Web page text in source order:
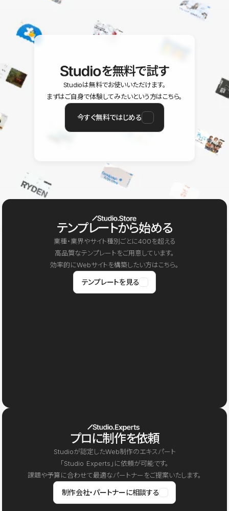
を無料で試す
Studioは無料でお使いいただけます。
まずはご自身で体験してみたいという方はこちら。
今すぐ無料ではじめる
テンプレートから始める
業種・業界やサイト種別ごとに400を超える
高品質なテンプレートをご用意しています。
効率的にWebサイトを構築したい方はこちら。
テンプレートを見る
プロに制作を依頼
Studioが認定したWeb制作のエキスパート
「Studio Experts」に依頼が可能です。
課題や予算に合わせて最適なパートナーをご提案いたします。
制作会社・パートナーに相談する